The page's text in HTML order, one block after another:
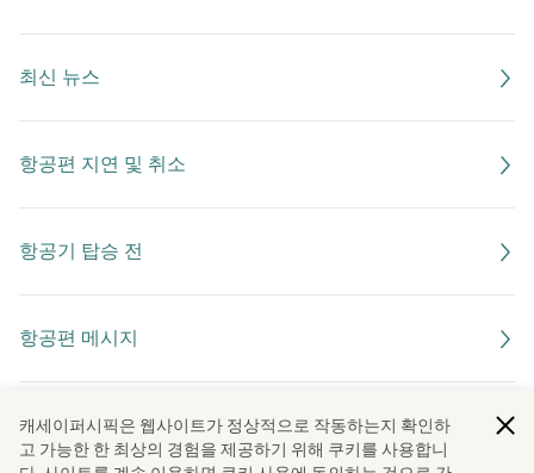
최신 뉴스
항공편 지연 및 취소
항공기 탑승 전
항공편 메시지
항공편 초과 예약
캐세이퍼시픽은 웹사이트가 정상적으로 작동하는지 확인하
고 가능한 한 최상의 경험을 제공하기 위해 쿠키를 사용합니